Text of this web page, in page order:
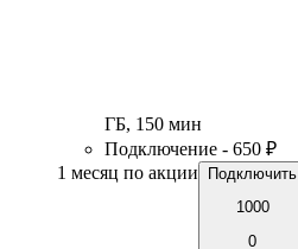
ГБ, 150 мин
Подключение - 650 ₽
1 месяц по акции
Подключить
1000
0